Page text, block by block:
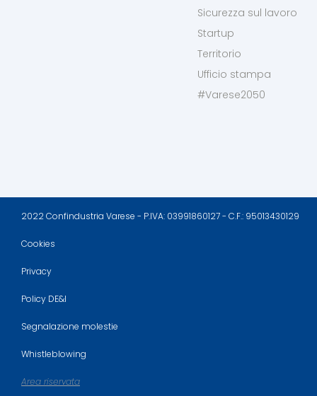
Sicurezza sul lavoro
Startup
Territorio
Ufficio stampa
#Varese2050
2022 Confindustria Varese - P.IVA: 03991860127 - C.F.: 95013430129
Cookies
Privacy
Policy DE&I
Segnalazione molestie
Whistleblowing
Area riservata